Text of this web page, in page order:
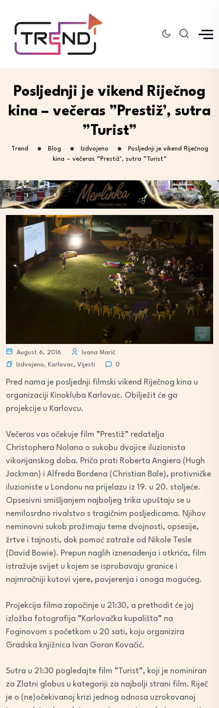
Posljednji je vikend Riječnog
kina – večeras ”Prestiž’, sutra
”Turist”
Trend Blog Izdvojeno
Posljednji je vikend Riječnog
kina – večeras ”Prestiž’, sutra ”Turist”
August 6, 2016
Ivana Marić
Izdvojeno, Karlovac, Vijesti 0
Pred nama je posljednji filmski vikend Riječnog kina u
organizaciji Kinokluba Karlovac. Obilježit će ga
projekcije u Karlovcu.
Večeras vas očekuje film ”Prestiž” redatelja
Christophera Nolana o sukobu dvojice iluzionista
vikorijanskog doba. Priča prati Roberta Angiera (Hugh
Jackman) i Alfreda Bordena (Christian Bale), protivničke
iluzioniste u Londonu na prijelazu iz 19. u 20. stoljeće.
Opsesivni smišljanjem najboljeg trika upuštaju se u
nemilosrdno rivalstvo s tragičnim posljedicama. Njihov
neminovni sukob prožimaju teme dvojnosti, opsesije,
žrtve i tajnosti, dok pomoć zatraže od Nikole Tesle
(David Bowie). Prepun naglih iznenađenja i otkrića, film
istražuje svijet u kojem se isprobavaju granice i
najmračniji kutovi vjere, povjerenja i onoga mogućeg.
Projekcija filma započinje u 21:30, a prethodit će joj
izložba fotografija ”Karlovačka kupališta” na
Foginovom s početkom u 20 sati, koju organizira
Gradska knjižnica Ivan Goran Kovačić.
Sutra u 21:30 pogledajte film ”Turist”, koji je nominiran
za Zlatni globus u kategoriji za najbolji strani film. Riječ
je o (ne)očekivanoj krizi jednog odnosa uzrokovanoj